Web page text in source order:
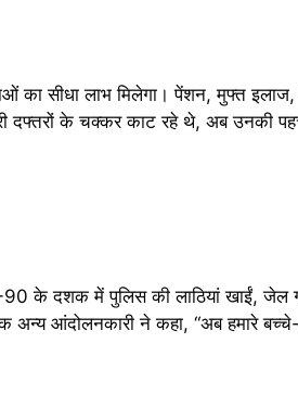
का सीधा लाभ मिलेगा। पेंशन, मुफ्त
दफ्तरों के चक्कर काट रहे थे, अब उनकी
90 के दशक में पुलिस की लाठियां खाईं, जेल
अन्य आंदोलनकारी ने कहा, “अब हमारे बच्चे-